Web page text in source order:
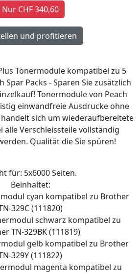
Nur CHF 340,60
Tonermodule kompatibel zu 5
Spar Packs - Sparen Sie zusätzlich
Tonermodule von Peach
einwandfreie Ausdrucke ohne
sich um wiederaufbereitete
alle Verschleissteile vollständig
Qualität die Sie spüren!
für: 5x6000 Seiten.
Beinhaltet:
cyan kompatibel zu Brother
329C (111820)
schwarz kompatibel zu
TN-329BK (111819)
gelb kompatibel zu Brother
329Y (111822)
magenta kompatibel zu